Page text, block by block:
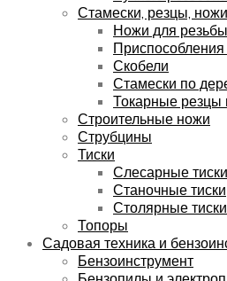
Стамески, резцы,
Ножи для
Приспособления
Скобели
Стамески по
Токарные резцы
Строительные ножи
Струбцины
Тиски
Слесарные тиски
Станочные тиски
Столярные тиски
Топоры
Садовая техника и
Бензоинструмент